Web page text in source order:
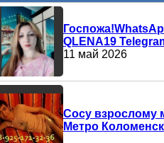
QLENA19
11 май 2026
Сосу взрослому
Метро